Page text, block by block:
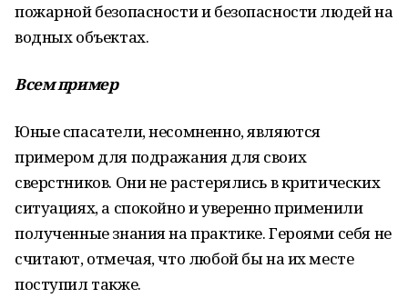
пожарной безопасности и безопасности людей на
водных объектах.
Всем пример
Юные спасатели, несомненно, являются
примером для подражания для своих
сверстников. Они не растерялись в критических
ситуациях, а спокойно и уверенно применили
полученные знания на практике. Героями себя не
считают, отмечая, что любой бы на их месте
поступил также.